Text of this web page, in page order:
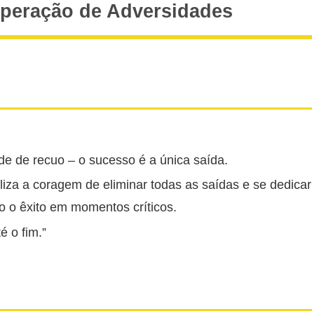
de Adversidades
de recuo – o sucesso é a única saída.
a coragem de eliminar todas as saídas e se dedicar
o êxito em momentos críticos.
o fim.”